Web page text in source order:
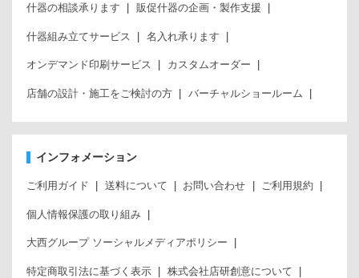
什器の相談承ります 販促什器の企画・製作支援
什器組み立てサービス 名入れ承ります
オンデマンド印刷サービス カスタムオーダー
店舗の設計・施工をご検討の方 バーチャルショールーム
インフォメーション
ご利用ガイド 送料について お問い合わせ ご利用規約
個人情報保護の取り組み
大西グループ ソーシャルメディアポリシー
特定商取引法に基づく表示 株式会社店研創意について